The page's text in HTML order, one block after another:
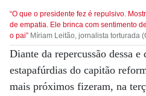
“O que o presidente fez é repulsivo.
de empatia. Ele brinca com sentimento
o pai” Míriam Leitão, jornalista torturada
Diante da repercussão dessa e
estapafúrdias do capitão
mais próximos fizeram, na